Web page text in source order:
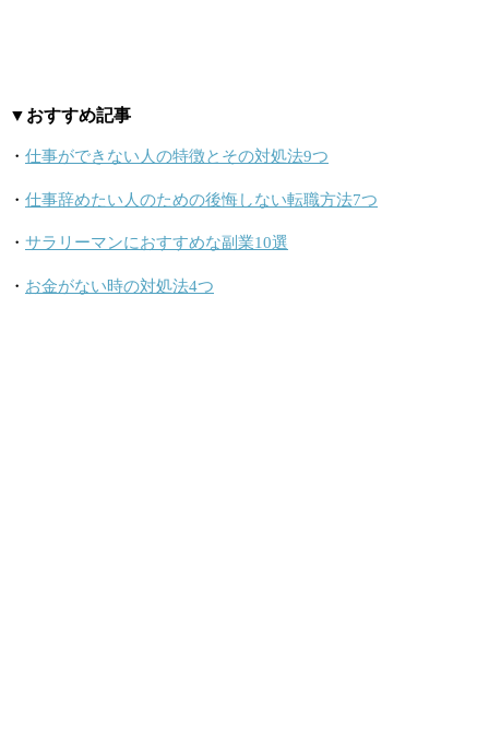
▼おすすめ記事
・ 仕事ができない人の特徴とその対処法9つ
・ 仕事辞めたい人のための後悔しない転職方法7つ
・ サラリーマンにおすすめな副業10選
・ お金がない時の対処法4つ